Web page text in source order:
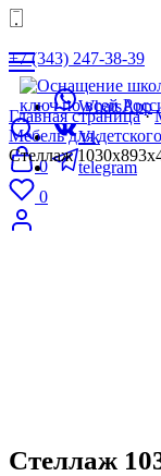
+7 (343) 247-38-39
WhatsApp
Vk
telegram
0
0
Главная страница·
Мебель для
Стеллаж
Стеллаж